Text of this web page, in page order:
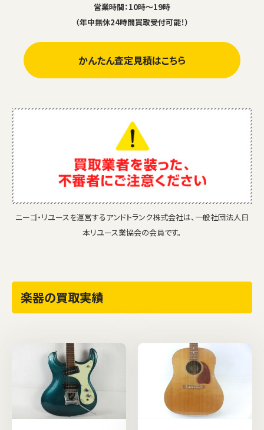
営業時間：10時～19時
（年中無休24時間買取受付可能！）
かんたん査定見積はこちら
ニーゴ・リユースを運営するアンドトランク株式会社は、一般社団法人日
本リユース業協会の会員です。
楽器の買取実績